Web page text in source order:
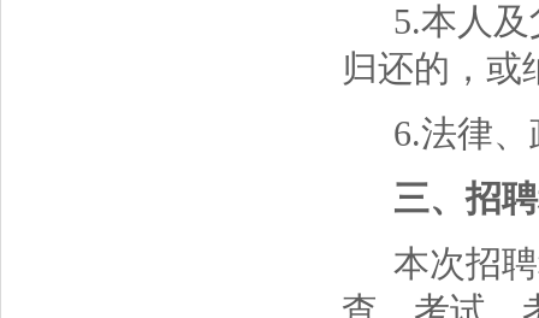
5.本人
归还的，或
6.法律
三、招
本次招